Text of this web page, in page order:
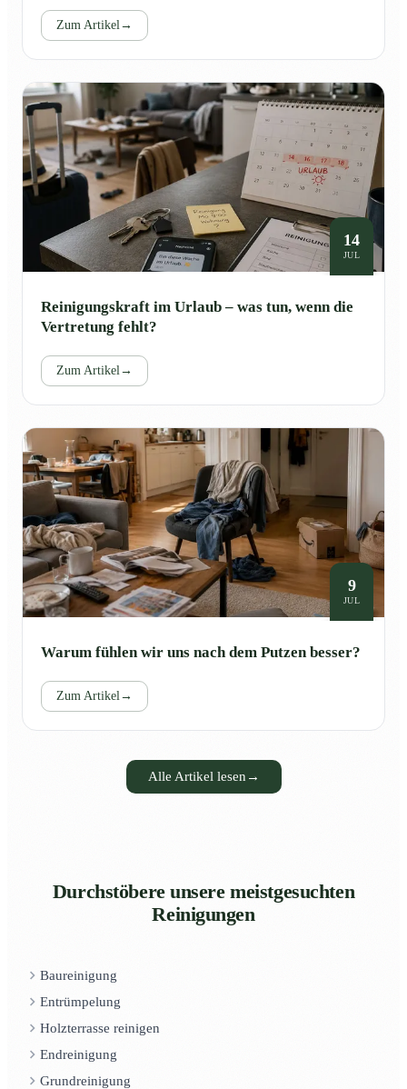
Zum Artikel →
14
JUL
Reinigungskraft im Urlaub – was tun, wenn die
Vertretung fehlt?
Zum Artikel →
9
JUL
Warum fühlen wir uns nach dem Putzen besser?
Zum Artikel →
Alle Artikel lesen →
Durchstöbere unsere meistgesuchten
Reinigungen
Baureinigung
Entrümpelung
Holzterrasse reinigen
Endreinigung
Grundreinigung